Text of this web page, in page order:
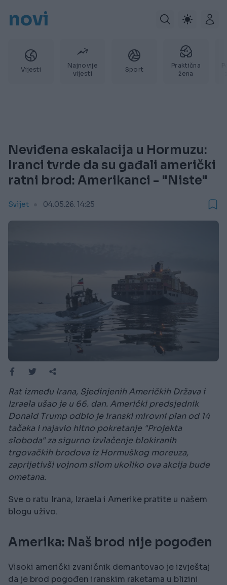
novi
Vijesti
Najnovije
vijesti
Sport
Praktična
žena
Neviđena eskalacija u Hormuzu:
Iranci tvrde da su gađali američki
ratni brod: Amerikanci - "Niste"
Svijet 04.05.26. 14:25
Rat između Irana, Sjedinjenih Američkih Država i
Izraela ušao je u 66. dan. Američki predsjednik
Donald Trump odbio je iranski mirovni plan od 14
tačaka i najavio hitno pokretanje "Projekta
sloboda" za sigurno izvlačenje blokiranih
trgovačkih brodova iz Hormuškog moreuza,
zaprijetivši vojnom silom ukoliko ova akcija bude
ometana.
Sve o ratu Irana, Izraela i Amerike pratite u našem
blogu uživo.
Amerika: Naš brod nije pogođen
Visoki američki zvaničnik demantovao je izvještaj
da je brod pogođen iranskim raketama u blizini